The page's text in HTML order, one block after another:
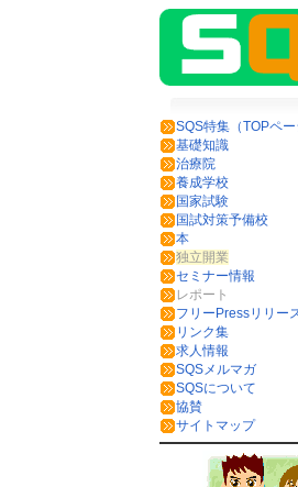
SQS特集（TOPペー
基礎知識
治療院
養成学校
国家試験
国試対策予備校
本
独立開業
セミナー情報
レポート
フリーPressリリー
リンク集
求人情報
SQSメルマガ
SQSについて
協賛
サイトマップ